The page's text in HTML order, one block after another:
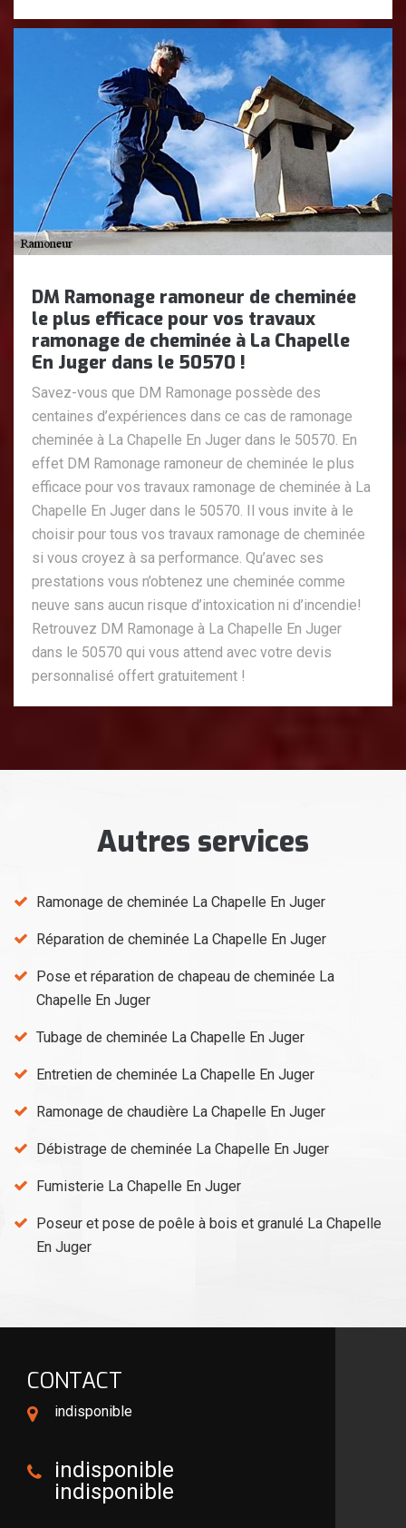
DM Ramonage ramoneur de cheminée
le plus efficace pour vos travaux
ramonage de cheminée à La Chapelle
En Juger dans le 50570 !
Savez-vous que DM Ramonage possède des
centaines d’expériences dans ce cas de ramonage
cheminée à La Chapelle En Juger dans le 50570. En
effet DM Ramonage ramoneur de cheminée le plus
efficace pour vos travaux ramonage de cheminée à La
Chapelle En Juger dans le 50570. Il vous invite à le
choisir pour tous vos travaux ramonage de cheminée
si vous croyez à sa performance. Qu’avec ses
prestations vous n’obtenez une cheminée comme
neuve sans aucun risque d’intoxication ni d’incendie!
Retrouvez DM Ramonage à La Chapelle En Juger
dans le 50570 qui vous attend avec votre devis
personnalisé offert gratuitement !
Autres services
Ramonage de cheminée La Chapelle En Juger
Réparation de cheminée La Chapelle En Juger
Pose et réparation de chapeau de cheminée La
Chapelle En Juger
Tubage de cheminée La Chapelle En Juger
Entretien de cheminée La Chapelle En Juger
Ramonage de chaudière La Chapelle En Juger
Débistrage de cheminée La Chapelle En Juger
Fumisterie La Chapelle En Juger
Poseur et pose de poêle à bois et granulé La Chapelle
En Juger
CONTACT
indisponible
indisponible
indisponible